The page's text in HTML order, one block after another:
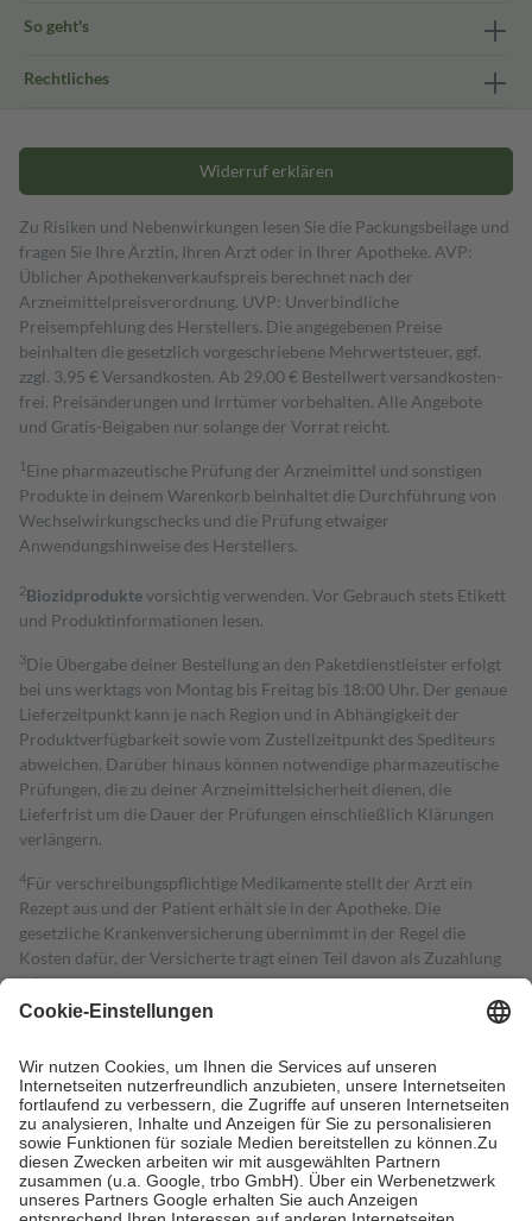
So geht's
Rechtliches
Widerruf erklären
Zu Risiken und Nebenwirkungen lesen Sie die Packungsbeilage und
fragen Sie Ihre Ärztin, Ihren Arzt oder in Ihrer Apotheke. AVP:
Üblicher Apothekenverkaufspreis berechnet nach der
Arzneimittelpreisverordnung. UVP: Unverbindliche
Preisempfehlung des Herstellers. Die angegebenen Preise
beinhalten die gesetzlich vorgeschriebene Mehrwertsteuer, ggf.
zzgl. 3,95 € Versandkosten. Ab 29,00 € Bestell­wert versand­kosten­
frei. Preisänderungen und Irrtümer vorbehalten. Alle Angebote
und Gratis-Beigaben nur solange der Vorrat reicht.
1 Eine pharmazeutische Prüfung der Arzneimittel und sonstigen
Produkte in deinem Warenkorb beinhaltet die Durchführung von
Wechselwirkungschecks und die Prüfung etwaiger
Anwendungshinweise des Herstellers.
2Biozidproduktevorsichtig verwenden. Vor Gebrauch stets Etikett
und Produktinformationen lesen.
3Die Übergabe deiner Bestellung an den Paketdienstleister erfolgt
bei uns werktags von Montag bis Freitag bis 18:00 Uhr. Der genaue
Lieferzeitpunkt kann je nach Region und in Abhängigkeit der
Produktverfügbarkeit sowie vom Zustellzeitpunkt des Spediteurs
abweichen. Darüber hinaus können notwendige pharmazeutische
Prüfungen, die zu deiner Arzneimittelsicherheit dienen, die
Lieferfrist um die Dauer der Prüfungen einschließlich Klärungen
verlängern.
4Für verschreibungspflichtige Medikamente stellt der Arzt ein
Rezept aus und der Patient erhält sie in der Apotheke. Die
gesetzliche Krankenversicherung übernimmt in der Regel die
Kosten dafür, der Versicherte trägt einen Teil davon als Zuzahlung
mit.
Grundsätzlich leisten Mitglieder Zuzahlungen in Höhe von zehn
höchstens zehn Euro.
Es sind jedoch nie mehr als die tatsächlichen
Kosten der Leistung zu entrichten.
Diese Regeln gelten grundsätzlich auch für Online-Apotheken.
Bei Heilmitteln und häuslicher Krankenpflege beträgt die
Zuzahlung zehn Prozent der Kosten sowie zehn Euro je
Verordnung.
Um das Engagement der Versicherten für ihre eigene Gesundheit zu